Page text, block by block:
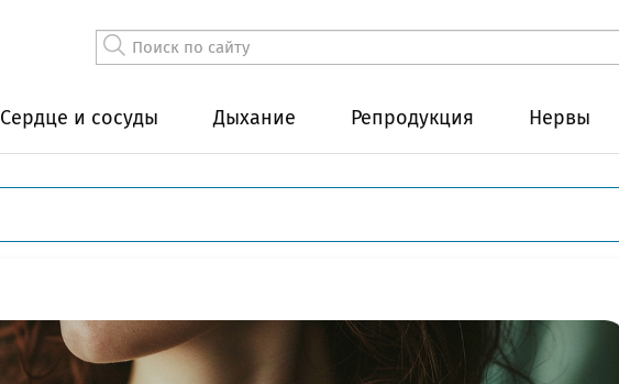
Сердце и сосуды Дыхание Репродукция Нервы